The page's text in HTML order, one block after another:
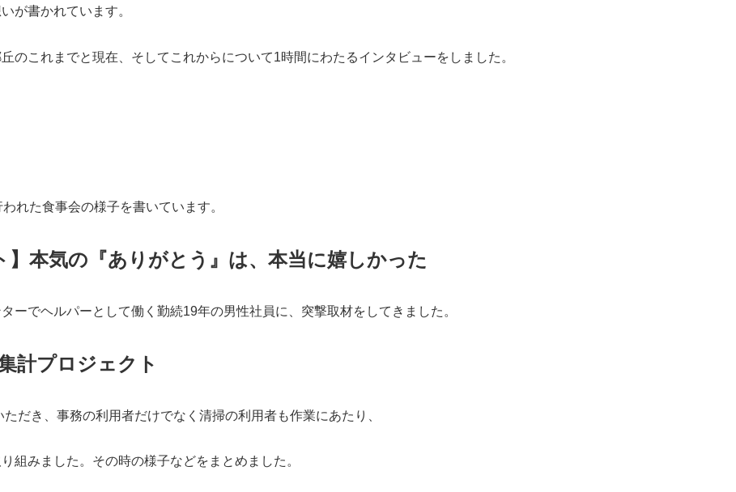
が書かれています。
のこれまでと現在、そしてこれからについて1時間にわたるインタビューをしました。
れた食事会の様子を書いています。
】本気の『ありがとう』は、本当に嬉しかった
ーでヘルパーとして働く勤続19年の男性社員に、突撃取材をしてきました。
計プロジェクト
だき、事務の利用者だけでなく清掃の利用者も作業にあたり、
組みました。その時の様子などをまとめました。